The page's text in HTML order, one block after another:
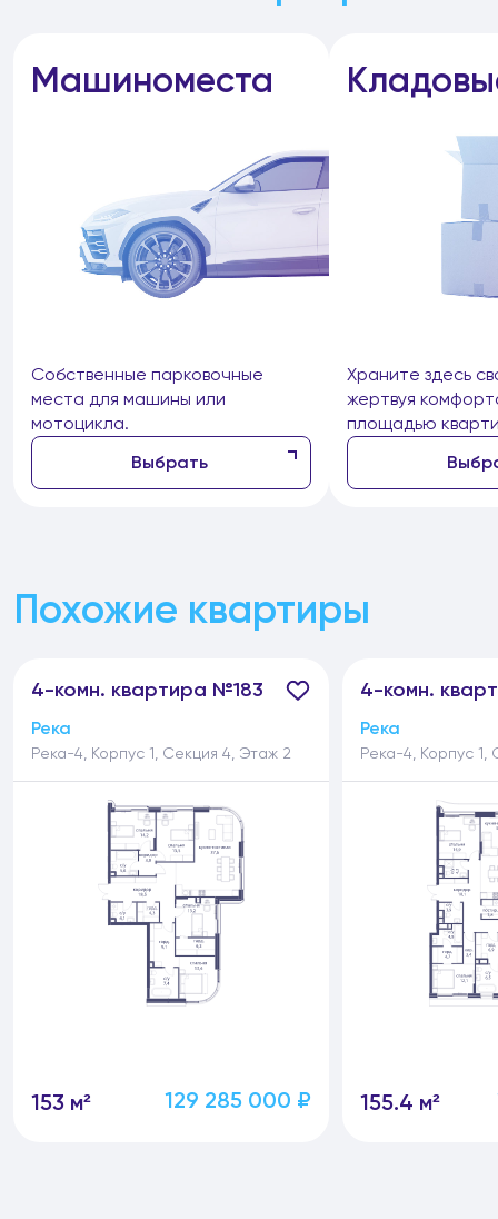
Машиноместа
Собственные парковочные
места для машины или
мотоцикла.
Выбрать
Храните здесь
жертвуя
площадью
Похожие квартиры
4-комн. квартира №183
Река
Река-4, Корпус 1, Секция 4, Этаж 2
153 м² 129 285 000 ₽
4-комн.
Река
Река-4, Корпус 1,
155.4 м²